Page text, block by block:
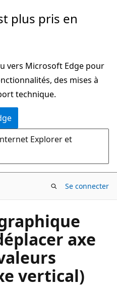
plus pris en
vers Microsoft Edge pour
des mises à
technique.
Explorer et
Se connecter
axe
vertical)